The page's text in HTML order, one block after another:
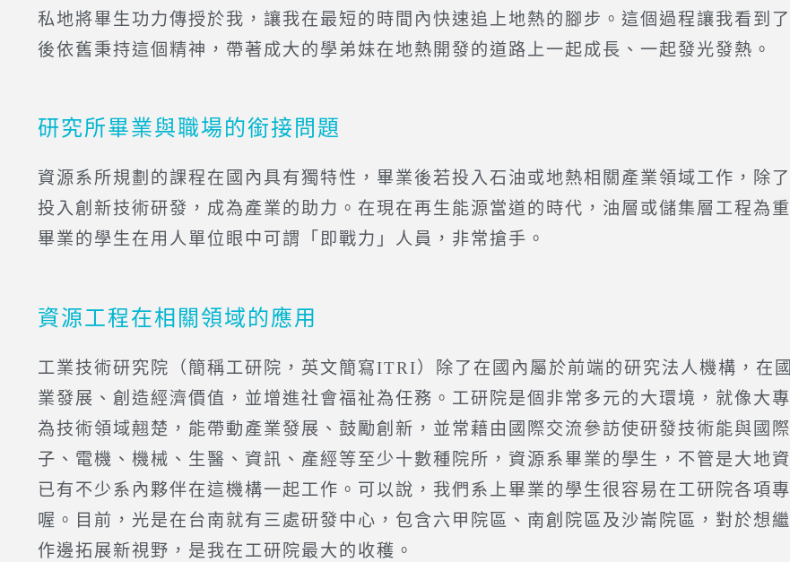
私地將畢生功力傳授於我，讓我在最短的時間內快速追上地熱的腳步。這個過程讓我看到
後依舊秉持這個精神，帶著成大的學弟妹在地熱開發的道路上一起成長、一起發光發熱。
研究所畢業與職場的銜接問題
資源系所規劃的課程在國內具有獨特性，畢業後若投入石油或地熱相關產業領域工作，除
投入創新技術研發，成為產業的助力。在現在再生能源當道的時代，油層或儲集層工程為
畢業的學生在用人單位眼中可謂「即戰力」人員，非常搶手。
資源工程在相關領域的應用
工業技術研究院（簡稱工研院，英文簡寫ITRI）除了在國內屬於前端的研究法人機構，在
業發展、創造經濟價值，並增進社會福祉為任務。工研院是個非常多元的大環境，就像大
為技術領域翹楚，能帶動產業發展、鼓勵創新，並常藉由國際交流參訪使研發技術能與國
子、電機、機械、生醫、資訊、產經等至少十數種院所，資源系畢業的學生，不管是大地
已有不少系內夥伴在這機構一起工作。可以說，我們系上畢業的學生很容易在工研院各項
喔。目前，光是在台南就有三處研發中心，包含六甲院區、南創院區及沙崙院區，對於想
作邊拓展新視野，是我在工研院最大的收穫。